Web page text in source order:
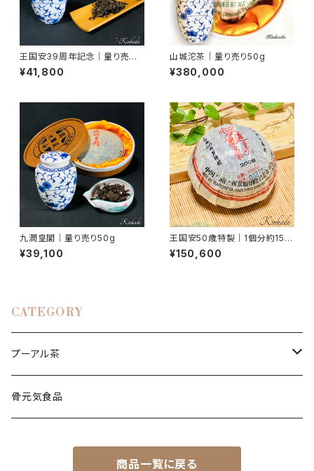
王国安39周年記念｜量り売り5
0g
¥41,800
山城沱茶｜量り売り50g
¥380,000
九潤皇閣｜量り売り50g
¥39,100
王国安50歳特製｜1個分約150
g
¥150,600
CATEGORY
プーアル茶
少林禅茶
骨元気食品
商品一覧に戻る